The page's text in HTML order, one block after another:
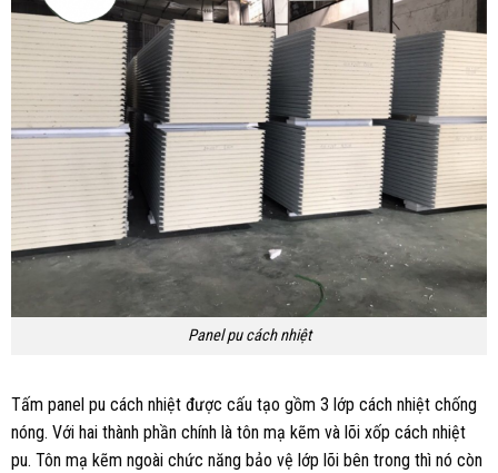
Panel pu cách nhiệt
Tấm panel pu cách nhiệt được cấu tạo gồm 3 lớp cách nhiệt chống
nóng. Với hai thành phần chính là tôn mạ kẽm và lõi xốp cách nhiệt
pu. Tôn mạ kẽm ngoài chức năng bảo vệ lớp lõi bên trong thì nó còn